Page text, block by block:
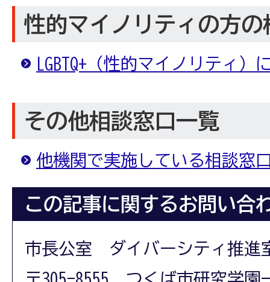
性的マイノリティの方の
LGBTQ+（性的マイノリティ）
その他相談窓口一覧
他機関で実施している相談窓
この記事に関するお問い合
市長公室 ダイバーシティ推進
〒305-8555 つくば市研究学園